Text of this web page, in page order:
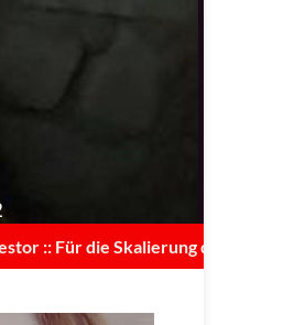
Für die Skalierung des Projekts